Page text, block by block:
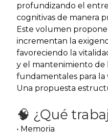
profundizando el
cognitivas de manera
Este volumen
incrementan la
favoreciendo la
y el mantenimiento de
fundamentales para la
Una propuesta
🧠 ¿Qué
• Memoria